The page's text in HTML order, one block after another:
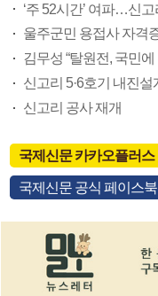
‘주 52시간’ 여파…신
울주군민 용접사 자격
김무성 “탈원전, 국민
신고리 5·6호기 내진설
신고리 공사 재개
국제신문 카카오플러스
국제신문 공식 페이스북